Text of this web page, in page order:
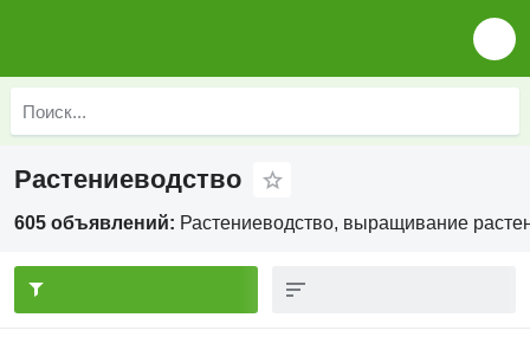
Растениеводство
605 объявлений: Растениеводство, выращивание